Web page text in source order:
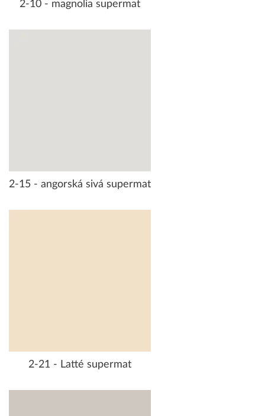
2-10 - magnolia supermat
2-15 - angorská sivá supermat
2-21 - Latté supermat